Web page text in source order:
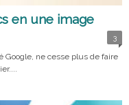
en une image
3
Google, ne cesse plus de faire